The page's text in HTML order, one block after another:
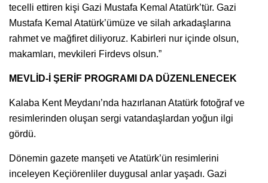
tecelli ettiren kişi Gazi Mustafa Kemal Atatürk’tür. Gazi
Mustafa Kemal Atatürk’ümüze ve silah arkadaşlarına
rahmet ve mağfiret diliyoruz. Kabirleri nur içinde olsun,
makamları, mevkileri Firdevs olsun.”
MEVLİD-İ ŞERİF PROGRAMI DA DÜZENLENECEK
Kalaba Kent Meydanı’nda hazırlanan Atatürk fotoğraf ve
resimlerinden oluşan sergi vatandaşlardan yoğun ilgi
gördü.
Dönemin gazete manşeti ve Atatürk’ün resimlerini
inceleyen Keçiörenliler duygusal anlar yaşadı. Gazi